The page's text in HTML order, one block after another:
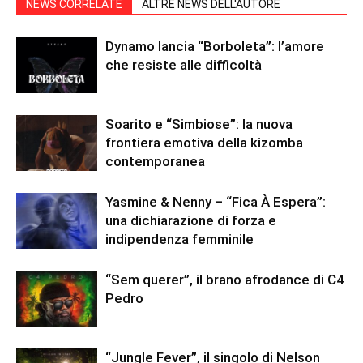
NEWS CORRELATE ALTRE NEWS DELL'AUTORE
Dynamo lancia “Borboleta”: l’amore
che resiste alle difficoltà
Soarito e “Simbiose”: la nuova
frontiera emotiva della kizomba
contemporanea
Yasmine & Nenny – “Fica À Espera”:
una dichiarazione di forza e
indipendenza femminile
“Sem querer”, il brano afrodance di C4
Pedro
“Jungle Fever”, il singolo di Nelson